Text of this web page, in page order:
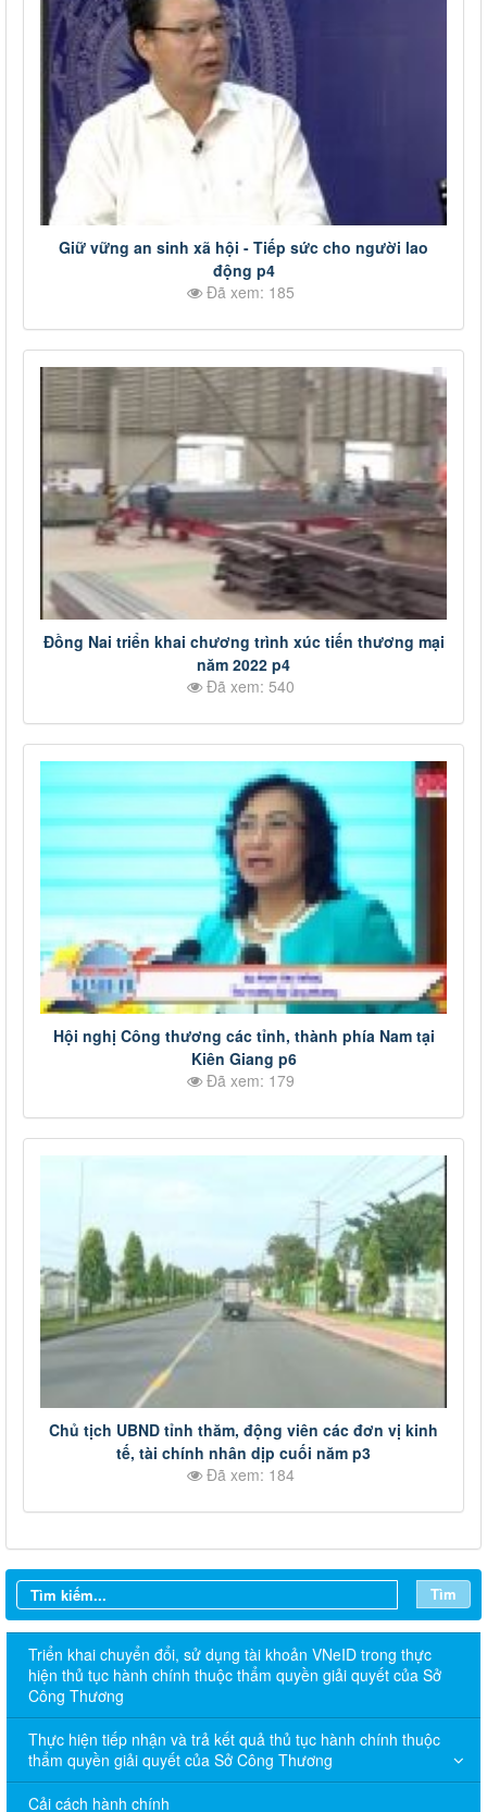
Giữ vững an sinh xã hội - Tiếp sức cho người lao
động p4
Đã xem: 185
Đồng Nai triển khai chương trình xúc tiến thương mại
năm 2022 p4
Đã xem: 540
Hội nghị Công thương các tỉnh, thành phía Nam tại
Kiên Giang p6
Đã xem: 179
Chủ tịch UBND tỉnh thăm, động viên các đơn vị kinh
tế, tài chính nhân dịp cuối năm p3
Đã xem: 184
Tìm
Triển khai chuyển đổi, sử dụng tài khoản VNeID trong thực
hiện thủ tục hành chính thuộc thẩm quyền giải quyết của Sở
Công Thương
Thực hiện tiếp nhận và trả kết quả thủ tục hành chính thuộc
thẩm quyền giải quyết của Sở Công Thương
Cải cách hành chính